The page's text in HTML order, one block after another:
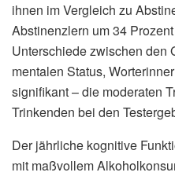
ihnen im Vergleich zu
Abstinenzlern um 34
Unterschiede zwischen den
mentalen Status,
signifikant – die moderaten
Trinkenden bei den
Der jährliche kognitive
mit maßvollem